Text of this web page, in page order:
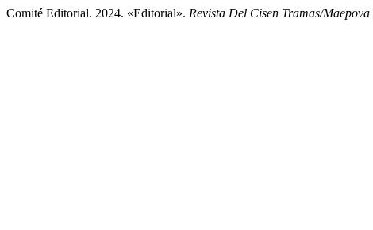
Comité Editorial. 2024. «Editorial». Revista Del Cisen Tramas/Maepova